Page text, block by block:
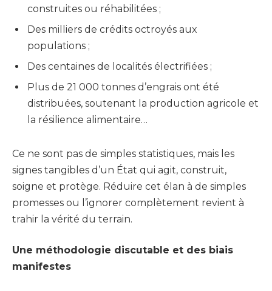
construites ou réhabilitées ;
Des milliers de crédits octroyés aux
populations ;
Des centaines de localités électrifiées ;
Plus de 21 000 tonnes d’engrais ont été
distribuées, soutenant la production agricole et
la résilience alimentaire…
Ce ne sont pas de simples statistiques, mais les
signes tangibles d’un État qui agit, construit,
soigne et protège. Réduire cet élan à de simples
promesses ou l’ignorer complètement revient à
trahir la vérité du terrain.
Une méthodologie discutable et des biais
manifestes